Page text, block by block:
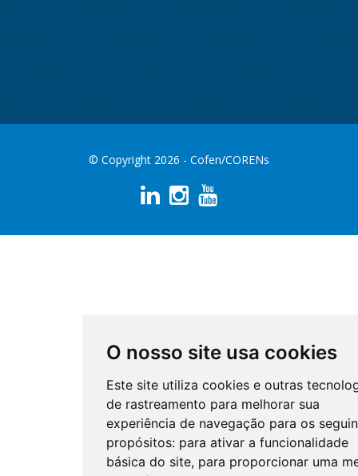
O nosso site usa cookies
Este site utiliza cookies e outras
de rastreamento para melhorar sua
experiência de navegação para os
propósitos: para ativar a funcionalidade
básica do site, para proporcionar uma
© Copyright 2026 - Cofen/CORENs